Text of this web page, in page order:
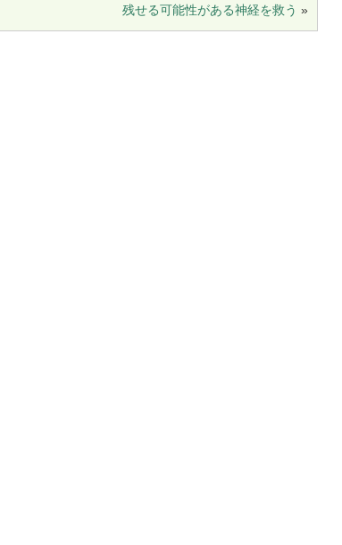
残せる可能性がある神経を救う »